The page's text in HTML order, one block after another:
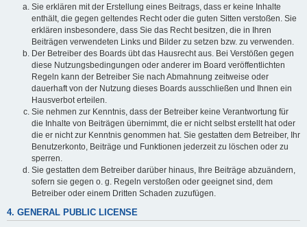
Sie erklären mit der Erstellung eines Beitrags, dass er keine Inhalte
enthält, die gegen geltendes Recht oder die guten Sitten verstoßen. Sie
erklären insbesondere, dass Sie das Recht besitzen, die in Ihren
Beiträgen verwendeten Links und Bilder zu setzen bzw. zu verwenden.
Der Betreiber des Boards übt das Hausrecht aus. Bei Verstößen gegen
diese Nutzungsbedingungen oder anderer im Board veröffentlichten
Regeln kann der Betreiber Sie nach Abmahnung zeitweise oder
dauerhaft von der Nutzung dieses Boards ausschließen und Ihnen ein
Hausverbot erteilen.
Sie nehmen zur Kenntnis, dass der Betreiber keine Verantwortung für
die Inhalte von Beiträgen übernimmt, die er nicht selbst erstellt hat oder
die er nicht zur Kenntnis genommen hat. Sie gestatten dem Betreiber, Ihr
Benutzerkonto, Beiträge und Funktionen jederzeit zu löschen oder zu
sperren.
Sie gestatten dem Betreiber darüber hinaus, Ihre Beiträge abzuändern,
sofern sie gegen o. g. Regeln verstoßen oder geeignet sind, dem
Betreiber oder einem Dritten Schaden zuzufügen.
4. GENERAL PUBLIC LICENSE